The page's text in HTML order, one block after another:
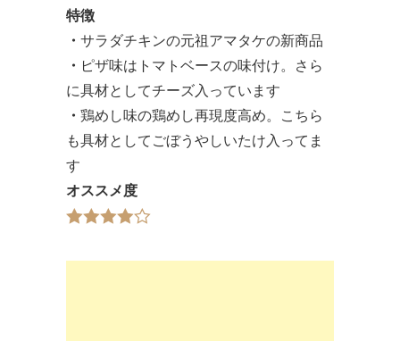
特徴
・ サラダチキンの元祖アマタケの新商品
・ ピザ味はトマトベースの味付け。さら
に具材としてチーズ入っています
・ 鶏めし味の鶏めし再現度高め。こちら
も具材としてごぼうやしいたけ入ってま
す
オススメ度